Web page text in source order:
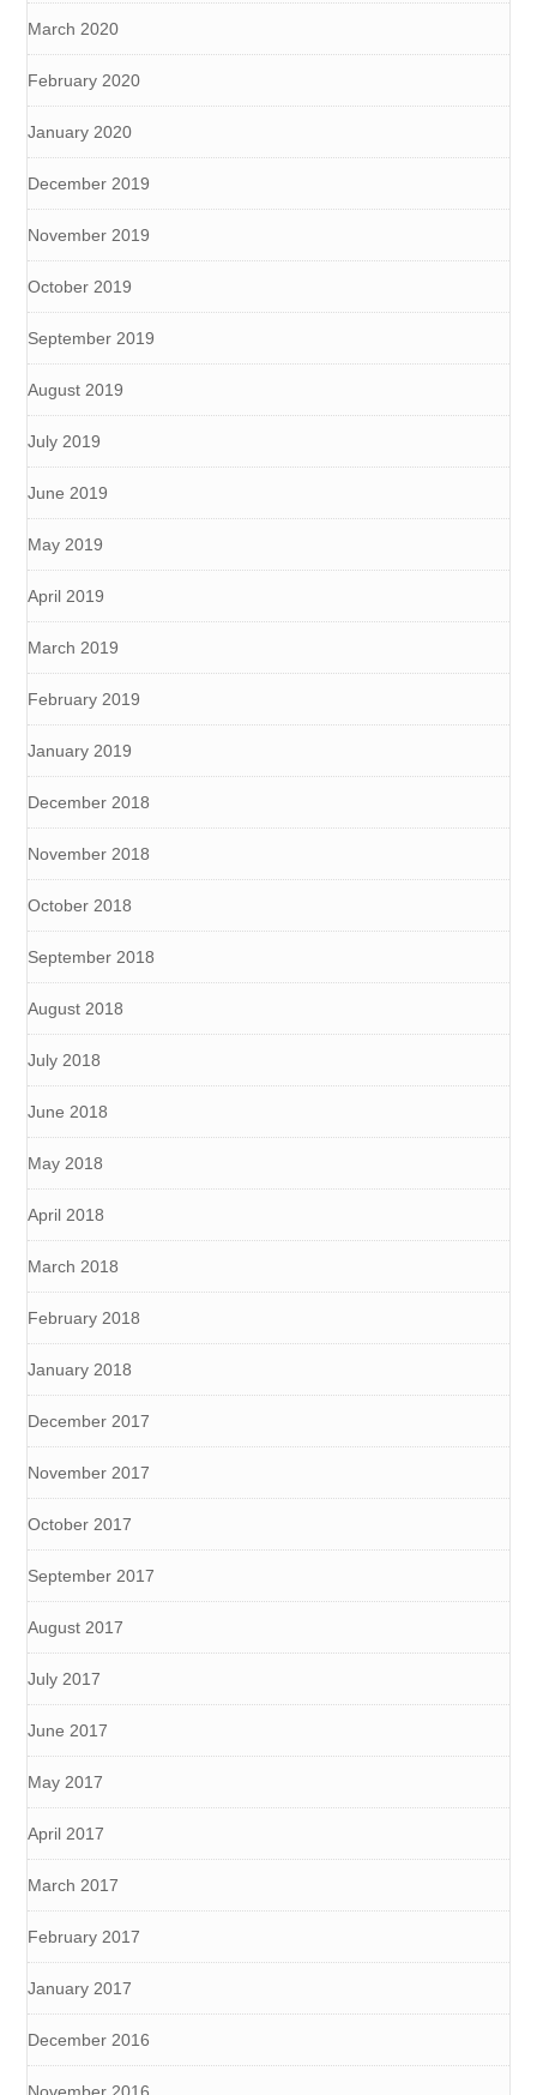
March 2020
February 2020
January 2020
December 2019
November 2019
October 2019
September 2019
August 2019
July 2019
June 2019
May 2019
April 2019
March 2019
February 2019
January 2019
December 2018
November 2018
October 2018
September 2018
August 2018
July 2018
June 2018
May 2018
April 2018
March 2018
February 2018
January 2018
December 2017
November 2017
October 2017
September 2017
August 2017
July 2017
June 2017
May 2017
April 2017
March 2017
February 2017
January 2017
December 2016
November 2016